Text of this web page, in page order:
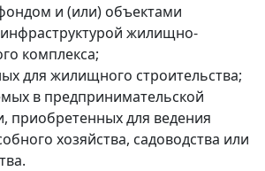
и (или) объектами
жилищно-
комплекса;
для жилищного строительства;
в предпринимательской
приобретенных для ведения
хозяйства, садоводства или